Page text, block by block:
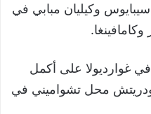
وكيليان مبابي في
غوارديولا على أكمل
محل تشواميني في